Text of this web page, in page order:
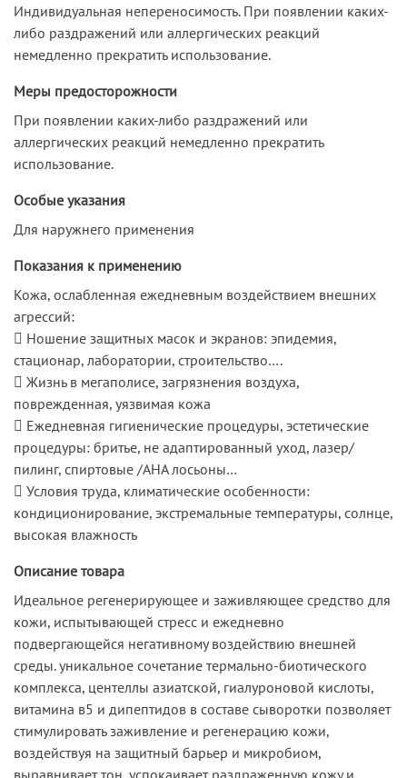
Индивидуальная непереносимость. При появлении каких-
либо раздражений или аллергических реакций
немедленно прекратить использование.
Меры предосторожности
При появлении каких-либо раздражений или
аллергических реакций немедленно прекратить
использование.
Особые указания
Для наружнего применения
Показания к применению
Кожа, ослабленная ежедневным воздействием внешних
агрессий:
 Ношение защитных масок и экранов: эпидемия,
стационар, лаборатории, строительство….
 Жизнь в мегаполисе, загрязнения воздуха,
поврежденная, уязвимая кожа
 Ежедневная гигиенические процедуры, эстетические
процедуры: бритье, не адаптированный уход, лазер/
пилинг, спиртовые /АНА лосьоны…
 Условия труда, климатические особенности:
кондиционирование, экстремальные температуры, солнце,
высокая влажность
Описание товара
Идеальное регенерирующее и заживляющее средство для
кожи, испытывающей стресс и ежедневно
подвергающейся негативному воздействию внешней
среды. уникальное сочетание термально-биотического
комплекса, центеллы азиатской, гиалуроновой кислоты,
витамина в5 и дипептидов в составе сыворотки позволяет
стимулировать заживление и регенерацию кожи,
воздействуя на защитный барьер и микробиом,
выравнивает тон, успокаивает раздраженную кожу и